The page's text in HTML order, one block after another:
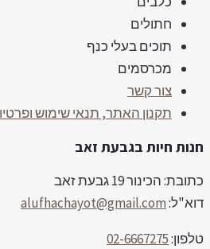
חתולים
תוכים בעלי כנף
מכרסמים
צור קשר
תקנון האתר, תנאי שימוש ופרטיות
חיות בגבעת זאב
הכינור 19 גבעת זאב
alufhachayot@gmail.com
02-6667275